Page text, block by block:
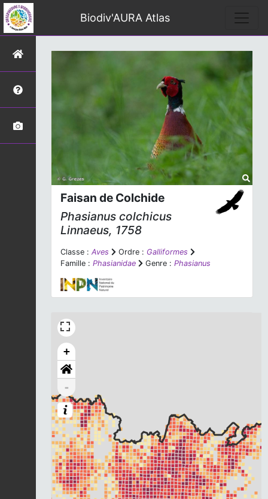
Biodiv'AURA Atlas
Faisan de Colchide
Phasianus colchicus
Linnaeus, 1758
Classe : Aves Ordre : Galliformes
Famille : Phasianidae Genre : Phasianus
+
-